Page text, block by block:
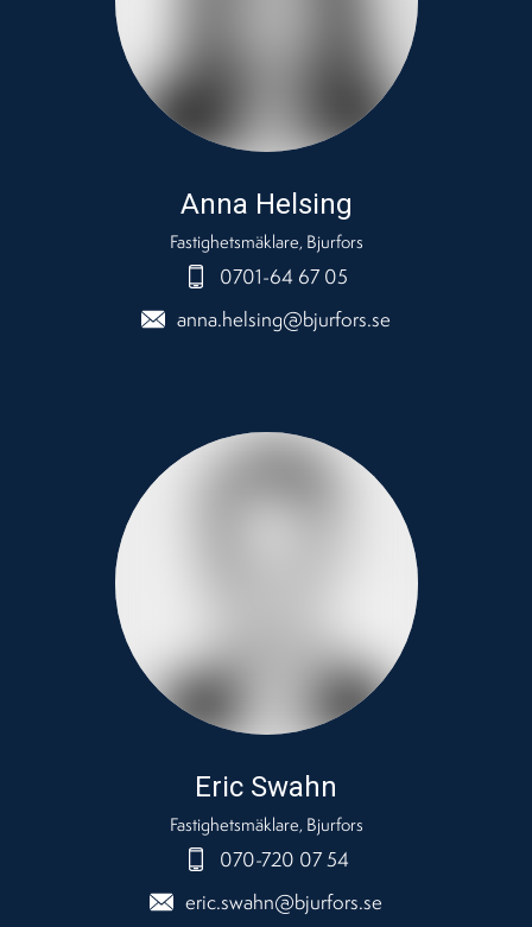
Anna Helsing
Fastighetsmäklare, Bjurfors
0701-64 67 05
anna.helsing@bjurfors.se
Eric Swahn
Fastighetsmäklare, Bjurfors
070-720 07 54
eric.swahn@bjurfors.se